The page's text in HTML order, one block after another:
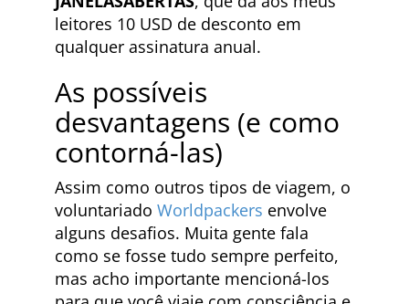
leitores 10 USD de desconto em
qualquer assinatura anual.
As possíveis
desvantagens (e como
contorná-las)
Assim como outros tipos de viagem, o
voluntariado Worldpackers envolve
alguns desafios. Muita gente fala
como se fosse tudo sempre perfeito,
mas acho importante mencioná-los